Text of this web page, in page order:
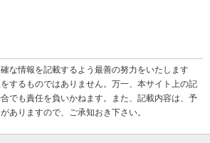
な情報を記載するよう最善の努力をいたします
するものではありません。万一、本サイト上の記
でも責任を負いかねます。また、記載内容は、予
ありますので、ご承知おき下さい。